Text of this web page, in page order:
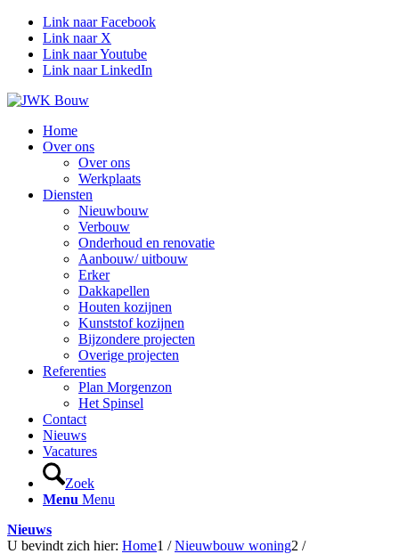
Link naar Facebook
Link naar X
Link naar Youtube
Link naar LinkedIn
Home
Over ons
Over ons
Werkplaats
Diensten
Nieuwbouw
Verbouw
Onderhoud en renovatie
Aanbouw/ uitbouw
Erker
Dakkapellen
Houten kozijnen
Kunststof kozijnen
Bijzondere projecten
Overige projecten
Referenties
Plan Morgenzon
Het Spinsel
Contact
Nieuws
Vacatures
Zoek
Menu Menu
Nieuws
U bevindt zich hier: Home1 / Nieuwbouw woning2 /